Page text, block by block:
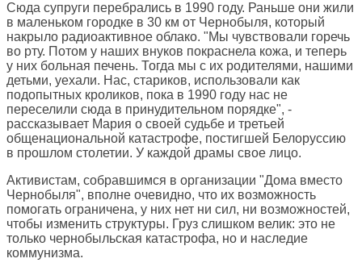
Сюда супруги перебрались в 1990 году. Раньше они жили
в маленьком городке в 30 км от Чернобыля, который
накрыло радиоактивное облако. "Мы чувствовали горечь
во рту. Потом у наших внуков покраснела кожа, и теперь
у них больная печень. Тогда мы с их родителями, нашими
детьми, уехали. Нас, стариков, использовали как
подопытных кроликов, пока в 1990 году нас не
переселили сюда в принудительном порядке", -
рассказывает Мария о своей судьбе и третьей
общенациональной катастрофе, постигшей Белоруссию
в прошлом столетии. У каждой драмы свое лицо.
Активистам, собравшимся в организации "Дома вместо
Чернобыля", вполне очевидно, что их возможность
помогать ограничена, у них нет ни сил, ни возможностей,
чтобы изменить структуры. Груз слишком велик: это не
только чернобыльская катастрофа, но и наследие
коммунизма.